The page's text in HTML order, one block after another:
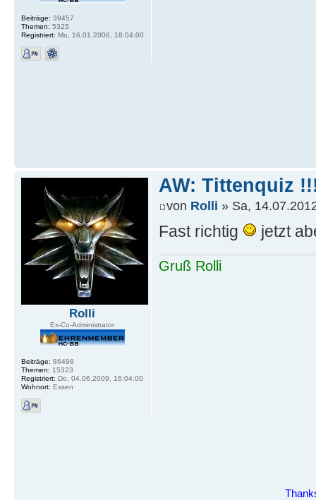
Beiträge: 39457
Themen: 5325
Registriert: Mo, 16.01.2006, 18:04:00
Rolli
Ex-Co-Administrator
Beiträge: 86498
Themen: 15323
Registriert: Do, 04.06.2009, 16:04:00
Wohnort: Essen
AW: Tittenquiz
von Rolli » Sa,
Fast richtig jetzt
Gruß Rolli